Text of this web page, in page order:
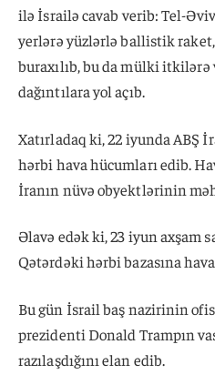
ilə İsrailə cavab verib: Tel-
yerlərə yüzlərlə ballistik
buraxılıb, bu da mülki itkilərə
dağıntılara yol açıb.
Xatırladaq ki, 22 iyunda ABŞ
hərbi hava hücumları edib.
İranın nüvə obyektlərinin
Əlavə edək ki, 23 iyun axşam
Qətərdəki hərbi bazasına
Bu gün İsrail baş nazirinin
prezidenti Donald Trampın
razılaşdığını elan edib.